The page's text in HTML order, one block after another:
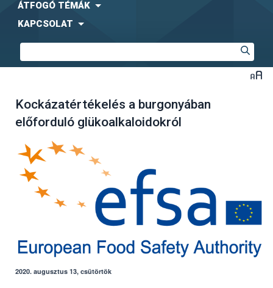
ÁTFOGÓ TÉMÁK
KAPCSOLAT
Kockázatértékelés a burgonyában
előforduló glükoalkaloidokról
2020. augusztus 13, csütörtök